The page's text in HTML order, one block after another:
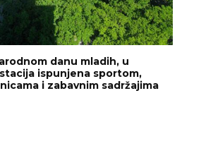
danu mladih, u
ispunjena sportom,
i zabavnim sadržajima